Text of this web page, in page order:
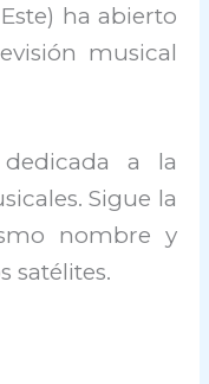
ha abierto
musical
a la
Sigue la
nombre y
satélites.